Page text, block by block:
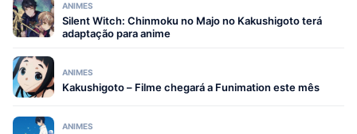
ANIMES
Silent Witch: Chinmoku no Majo no Kakushigoto terá
adaptação para anime
ANIMES
Kakushigoto – Filme chegará a Funimation este mês
ANIMES